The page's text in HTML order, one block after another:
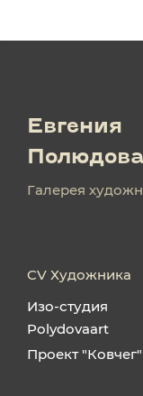
Евгения
Полюдова
Галерея
CV Художника
Изо-студия
Polydovaart
Проект "Ковчег"